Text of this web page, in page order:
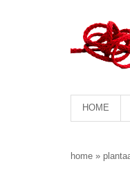
HOME
home »